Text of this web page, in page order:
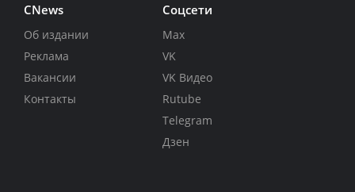
CNews
Об издании
Реклама
Вакансии
Контакты
Соцсети
Max
VK
VK Видео
Rutube
Telegram
Дзен